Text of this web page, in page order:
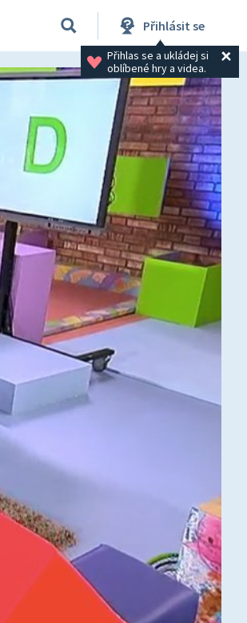
Přihlásit se
Přihlas se a ukládej si
oblíbené hry a videa.